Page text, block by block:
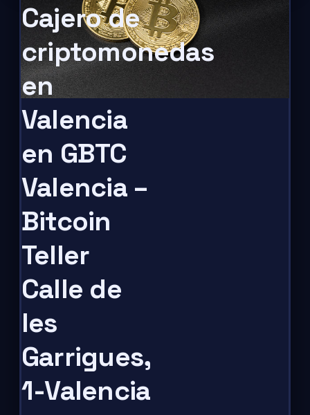
Cajero de
criptomonedas
en
Valencia
en GBTC
Valencia –
Bitcoin
Teller
Calle de
les
Garrigues,
1-Valencia